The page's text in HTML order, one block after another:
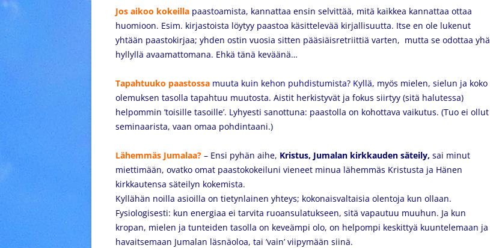
Jos aikoo kokeilla paastoamista, kannattaa ensin selvittää, mitä kaikkea kannattaa ottaa
huomioon. Esim. kirjastoista löytyy paastoa käsittelevää kirjallisuutta. Itse en ole lukenut
yhtään paastokirjaa; yhden ostin vuosia sitten pääsiäisretriittiä varten, mutta se odottaa yhä
hyllyllä avaamattomana. Ehkä tänä keväänä…
Tapahtuuko paastossa muuta kuin kehon puhdistumista? Kyllä, myös mielen, sielun ja koko
olemuksen tasolla tapahtuu muutosta. Aistit herkistyvät ja fokus siirtyy (sitä halutessa)
helpommin ’toisille tasoille’. Lyhyesti sanottuna: paastolla on kohottava vaikutus. (Tuo ei ollut
seminaarista, vaan omaa pohdintaani.)
Lähemmäs Jumalaa? – Ensi pyhän aihe, Kristus, Jumalan kirkkauden säteily, sai minut
miettimään, ovatko omat paastokokeiluni vieneet minua lähemmäs Kristusta ja Hänen
kirkkautensa säteilyn kokemista.
Kyllähän noilla asioilla on tietynlainen yhteys; kokonaisvaltaisia olentoja kun ollaan.
Fysiologisesti: kun energiaa ei tarvita ruoansulatukseen, sitä vapautuu muuhun. Ja kun
kropan, mielen ja tunteiden tasolla on keveämpi olo, on helpompi keskittyä kuuntelemaan ja
havaitsemaan Jumalan läsnäoloa, tai ’vain’ viipymään siinä.